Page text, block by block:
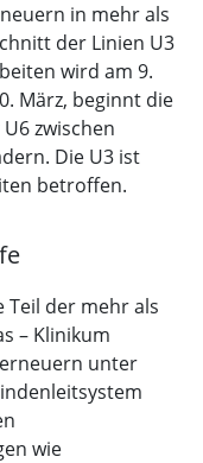
in mehr als
der Linien U3
wird am 9.
März, beginnt die
zwischen
Die U3 ist
betroffen.
Teil der mehr als
– Klinikum
unter
wie